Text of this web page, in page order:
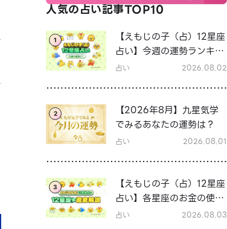
人気の占い記事TOP10
1
【えもじの子（占）12星座
占い】今週の運勢ランキン
グ！8月3日～8月9日の運
占い 2026.08.02
2
【2026年8月】九星気学
でみるあなたの運勢は？
占い 2026.08.01
3
【えもじの子（占）12星座
占い】各星座のお金の使い
方と貯金の傾向は？12星座
占い 2026.08.03
LINE占いを開く
※LINEアプリ内のサービスページへ遷移します